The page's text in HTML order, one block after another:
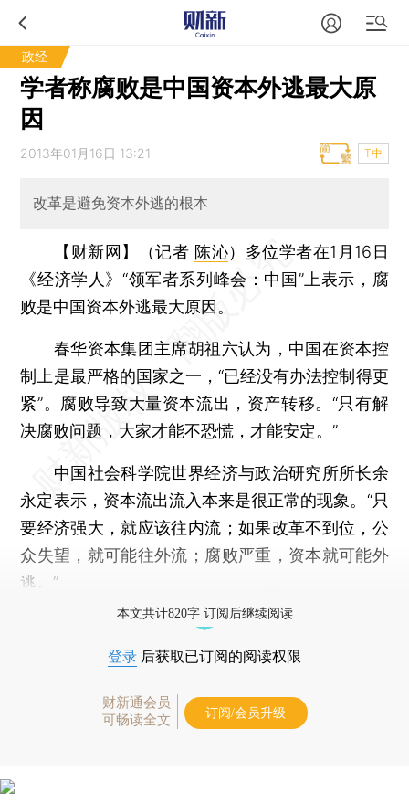
政经
学者称腐败是中国资本外逃最大原
因
2013年01月16日 13:21 T中
改革是避免资本外逃的根本
【财新网】（记者 陈沁） 多位学者在1月16日
《经济学人》“领军者系列峰会：中国”上表示，腐
败是中国资本外逃最大原因。
春华资本集团主席胡祖六认为，中国在资本控
制上是最严格的国家之一，“已经没有办法控制得更
紧”。腐败导致大量资本流出，资产转移。“只有解
决腐败问题，大家才能不恐慌，才能安定。”
中国社会科学院世界经济与政治研究所所长余
永定表示，资本流出流入本来是很正常的现象。“只
要经济强大，就应该往内流；如果改革不到位，公
众失望，就可能往外流；腐败严重，资本就可能外
逃。”
本文共计820字 订阅后继续阅读
登录 后获取已订阅的阅读权限
财新通会员
可畅读全文
订阅/会员升级